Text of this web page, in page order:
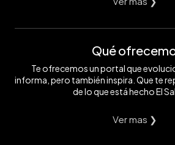
Qué
Te ofrecemos un portal que
informa, pero también inspira. Que te
de lo que está hecho El
Ver mas ❯